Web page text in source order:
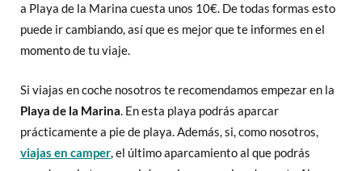
a Playa de la Marina cuesta unos 10€. De todas formas esto
puede ir cambiando, así que es mejor que te informes en el
momento de tu viaje.
Si viajas en coche nosotros te recomendamos empezar en la
Playa de la Marina. En esta playa podrás aparcar
prácticamente a pie de playa. Además, si, como nosotros,
viajas en camper, el último aparcamiento al que podrás